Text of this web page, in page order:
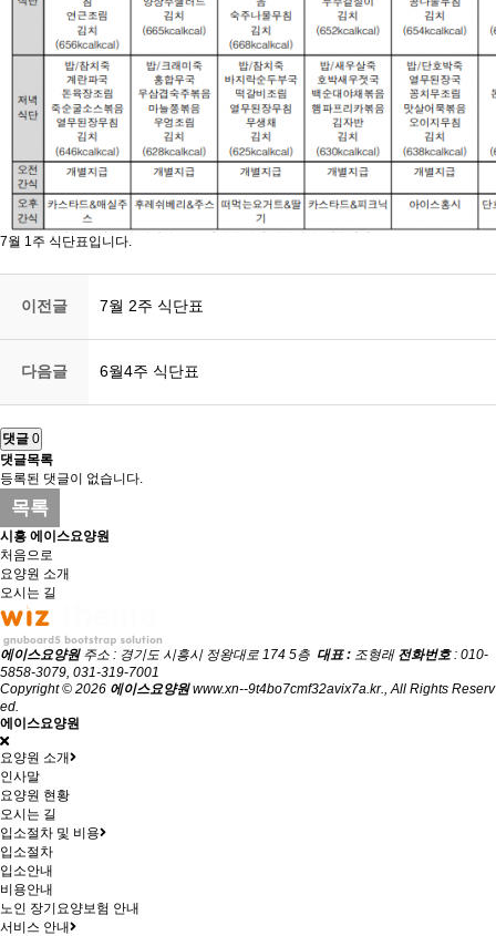
7월 1주 식단표입니다.
이전글 7월 2주 식단표
다음글 6월4주 식단표
댓글 0
댓글목록
등록된 댓글이 없습니다.
목록
시흥 에이스요양원
처음으로
요양원 소개
오시는 길
에이스요양원 주소 : 경기도 시흥시 정왕대로 174 5층 대표 : 조형래 전화번호: 010-
5858-3079, 031-319-7001
Copyright © 2026 에이스요양원 www.xn--9t4bo7cmf32avix7a.kr., All Rights Reserv
ed.
에이스요양원
요양원 소개
인사말
요양원 현황
오시는 길
입소절차 및 비용
입소절차
입소안내
비용안내
노인 장기요양보험 안내
서비스 안내